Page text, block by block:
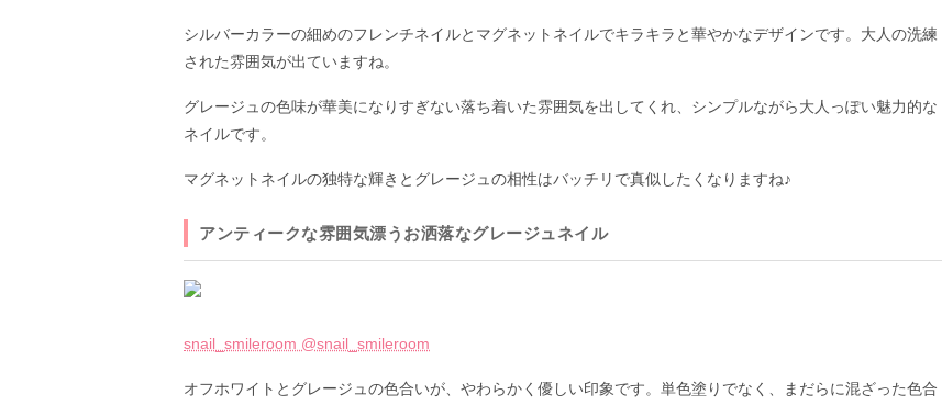
シルバーカラーの細めのフレンチネイルとマグネットネイルでキラキラと華やかなデザインです。大人の洗練
された雰囲気が出ていますね。
グレージュの色味が華美になりすぎない落ち着いた雰囲気を出してくれ、シンプルながら大人っぽい魅力的な
ネイルです。
マグネットネイルの独特な輝きとグレージュの相性はバッチリで真似したくなりますね♪
アンティークな雰囲気漂うお洒落なグレージュネイル
snail_smileroom @snail_smileroom
オフホワイトとグレージュの色合いが、やわらかく優しい印象です。単色塗りでなく、まだらに混ざった色合